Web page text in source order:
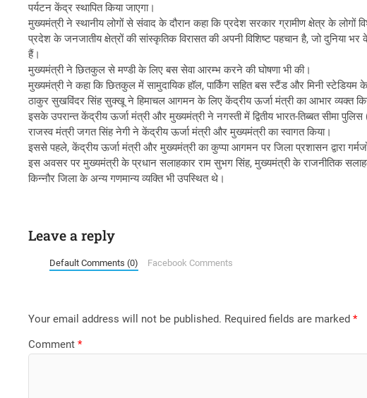
पर्यटन केंद्र स्थापित किया जाएगा।
मुख्यमंत्री ने स्थानीय लोगों से संवाद के दौरान कहा कि प्रदेश सरकार ग्रामीण क्षेत्र के
प्रदेश के जनजातीय क्षेत्रों की सांस्कृतिक विरासत की अपनी विशिष्ट पहचान है, जो दुनिया
हैं।
मुख्यमंत्री ने छितकुल से मण्डी के लिए बस सेवा आरम्भ करने की घोषणा भी की।
मुख्यमंत्री ने कहा कि छितकुल में सामुदायिक हॉल, पार्किंग सहित बस स्टैंड और मिनी स्टेडियम के
ठाकुर सुखविंदर सिंह सुक्खू ने हिमाचल आगमन के लिए केंद्रीय ऊर्जा मंत्री का आभार व्यक्त
इसके उपरान्त केंद्रीय ऊर्जा मंत्री और मुख्यमंत्री ने नगस्ती में द्वितीय भारत-तिब्बत सीमा
राजस्व मंत्री जगत सिंह नेगी ने केंद्रीय ऊर्जा मंत्री और मुख्यमंत्री का स्वागत किया।
इससे पहले, केंद्रीय ऊर्जा मंत्री और मुख्यमंत्री का कुप्पा आगमन पर जिला प्रशासन द्वारा
इस अवसर पर मुख्यमंत्री के प्रधान सलाहकार राम सुभग सिंह, मुख्यमंत्री के राजनीतिक
किन्नौर जिला के अन्य गणमान्य व्यक्ति भी उपस्थित थे।
Leave a reply
Default Comments (0) Facebook Comments
Your email address will not be published. Required fields are marked*
Comment*